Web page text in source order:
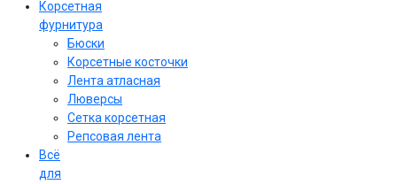
Корсетная
фурнитура
Бюски
Корсетные косточки
Лента атласная
Люверсы
Сетка корсетная
Репсовая лента
Всё
для